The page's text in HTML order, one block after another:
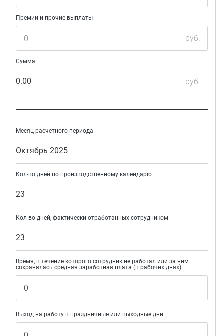
Премии и прочие выплаты
руб.
Сумма
0.00 руб.
Месяц расчетного периода
Октябрь 2025
Кол-во дней по производственному календарю
23
Кол-во дней, фактически отработанных сотрудником
23
Время, в течение которого сотрудник не работал или за ним
сохранялась средняя заработная плата (в рабочих днях)
Выход на работу в праздничные или выходные дни